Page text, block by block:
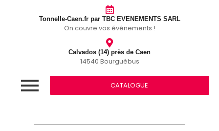
Tonnelle-Caen.fr par TBC EVENEMENTS SARL
On couvre vos événements !
Calvados (14) près de Caen
14540 Bourguébus
CATALOGUE